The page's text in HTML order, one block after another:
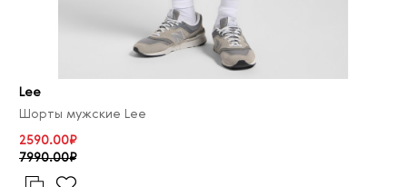
Lee
Шорты мужские Lee
2590.00₽
7990.00₽